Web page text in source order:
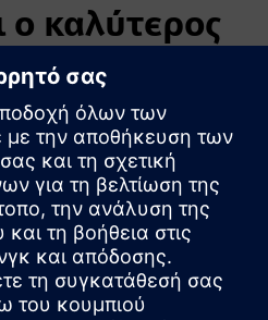
ο καλύτερος
αισθητήρες
για να επιτρέπει τον έλεγχο
Τα δεδομένα σε
σε πλατφόρμες όπως
X, μειώνοντας την ενέργεια
ενέργεια HVAC έως και
την άνεση και την αναφορά